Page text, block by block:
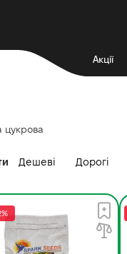
Акції
цукрова
Дешеві Дорогі